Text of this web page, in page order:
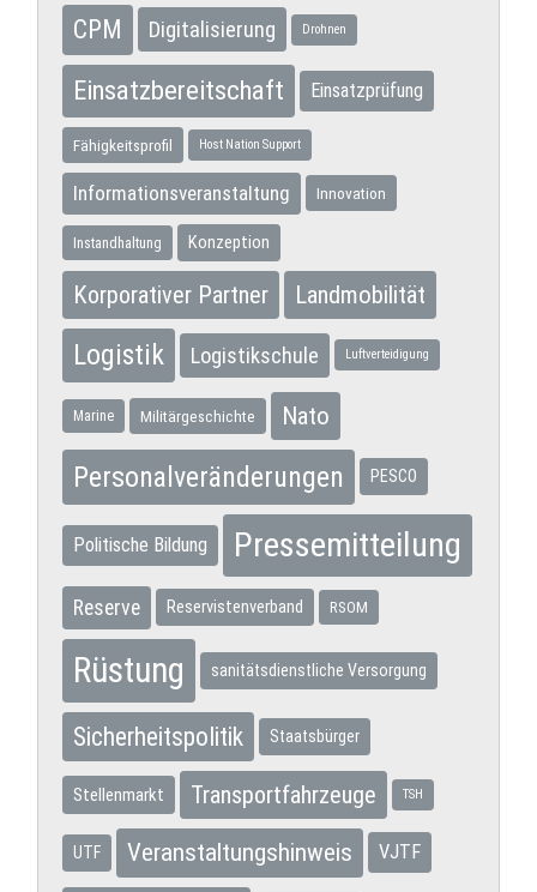
CPM Digitalisierung Drohnen
Einsatzbereitschaft Einsatzprüfung
Fähigkeitsprofil Host Nation Support
Informationsveranstaltung Innovation
Instandhaltung Konzeption
Korporativer Partner Landmobilität
Logistik Logistikschule Luftverteidigung
Marine Militärgeschichte Nato
Personalveränderungen PESCO
Politische Bildung Pressemitteilung
Reserve Reservistenverband RSOM
Rüstung sanitätsdienstliche Versorgung
Sicherheitspolitik Staatsbürger
Stellenmarkt Transportfahrzeuge TSH
UTF Veranstaltungshinweis VJTF